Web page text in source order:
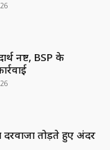
नष्ट, BSP के
तोड़ते हुए अंदर